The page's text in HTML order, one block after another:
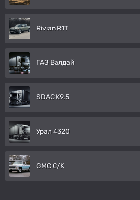
Rivian R1T
ГАЗ Валдай
SDAC K9.5
Урал 4320
GMC C/K